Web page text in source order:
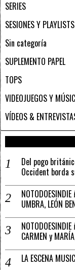
SERIES
SESIONES Y PLAYLISTS
Sin categoría
SUPLEMENTO PAPEL
TOPS
VIDEOJUEGOS Y
VÍDEOS &
Del pogo
Occident borda
UMBRA, LEÓN
CARMEN y
LA ESCENA